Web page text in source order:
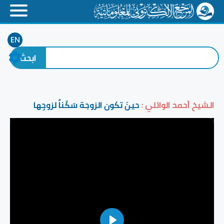
EN
الشيخ أحمد الوائلي :حينَ تكون الزوجة سَكَناً لزوجِها